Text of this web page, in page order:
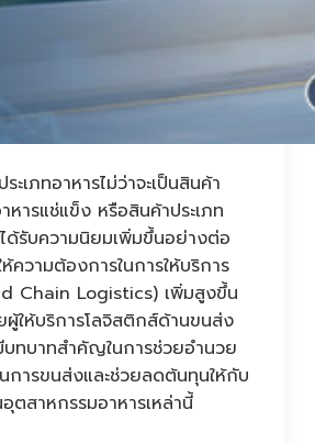
ะเภทอาหารไม่ว่าจะเป็นสินค้า
หารแช่แข็ง หรือสินค้าประเภท
ด้รับความนิยมเพิ่มขึ้นอย่างต่อ
ความต้องการในการให้บริการ
Chain Logistics) เพิ่มสูงขึ้น
ให้บริการโลจิสติกส์ด้านขนส่ง
ทบาทสำคัญในการช่วยอำนวย
การขนส่งและช่วยลดต้นทุนให้กับ
ตสาหกรรมอาหารเหล่านี้